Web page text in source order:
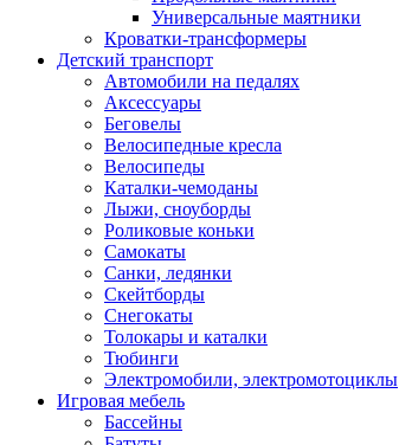
Универсальные маятники
Кроватки-трансформеры
Детский транспорт
Автомобили на педалях
Аксессуары
Беговелы
Велосипедные кресла
Велосипеды
Каталки-чемоданы
Лыжи, сноуборды
Роликовые коньки
Самокаты
Санки, ледянки
Скейтборды
Снегокаты
Толокары и каталки
Тюбинги
Электромобили, электромотоциклы
Игровая мебель
Бассейны